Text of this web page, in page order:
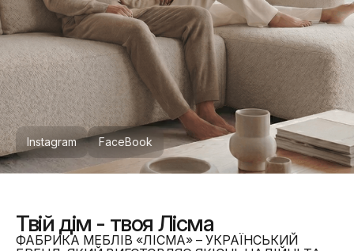
Instagram FaceBook
Твій дім - твоя Лісма
ФАБРИКА МЕБЛІВ «ЛІСМА» – УКРАЇНСЬКИЙ